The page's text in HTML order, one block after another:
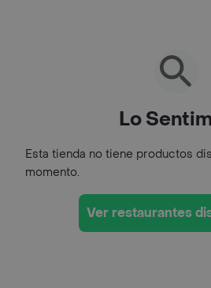
Lo
Esta tienda no tiene productos
momento.
Ver restaurantes